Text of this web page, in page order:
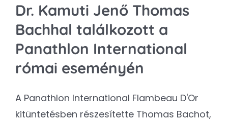
Dr. Kamuti Jenő Thomas
Bachhal találkozott a
Panathlon International
római eseményén
A Panathlon International Flambeau D'Or
kitüntetésben részesítette Thomas Bachot,